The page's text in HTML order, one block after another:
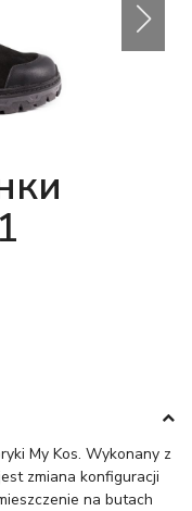
My Kos. Wykonany z
zmiana konfiguracji
na butach